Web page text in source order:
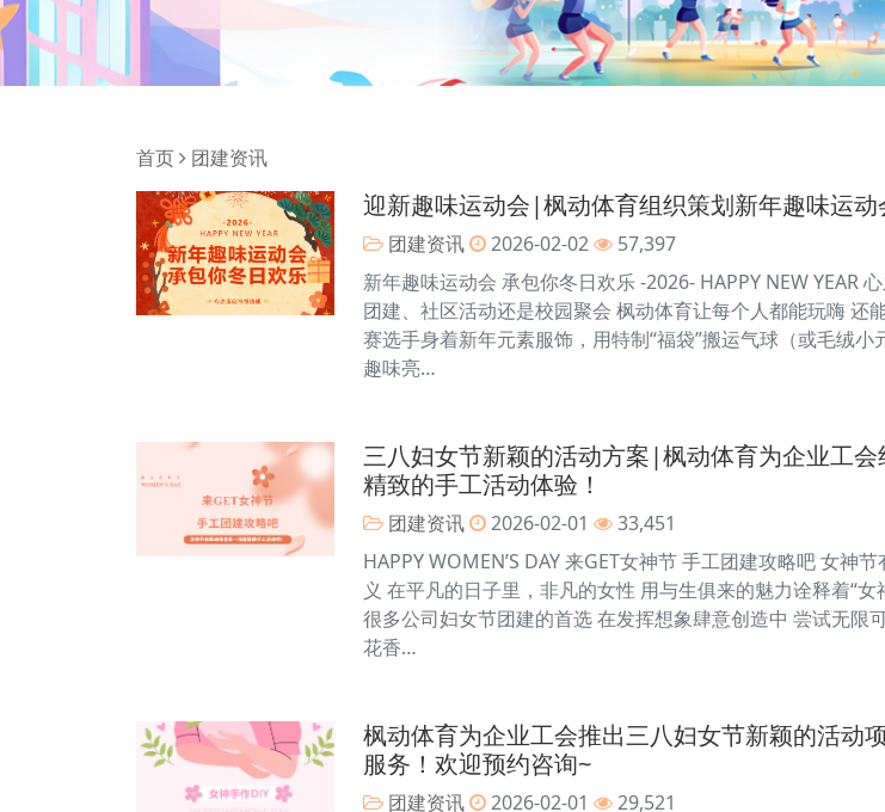
首页 团建资讯
迎新趣味运动会|枫动体育组织策划新年趣味运动
团建资讯 2026-02-02
57,397
新年趣味运动会 承包你冬日欢乐 -2026- HAPPY NEW YEAR
团建、社区活动还是校园聚会 枫动体育让每个人都能玩嗨
赛选手身着新年元素服饰，用特制“福袋”搬运气球（或毛绒
趣味亮…
三八妇女节新颖的活动方案|枫动体育为企业工
精致的手工活动体验！
团建资讯 2026-02-01
33,451
HAPPY WOMEN’S DAY 来GET女神节 手工团建攻略吧 女
义 在平凡的日子里，非凡的女性 用与生俱来的魅力诠释着“
很多公司妇女节团建的首选 在发挥想象肆意创造中 尝试无
花香…
枫动体育为企业工会推出三八妇女节新颖的活动
服务！欢迎预约咨询~
团建资讯 2026-02-01
29,521